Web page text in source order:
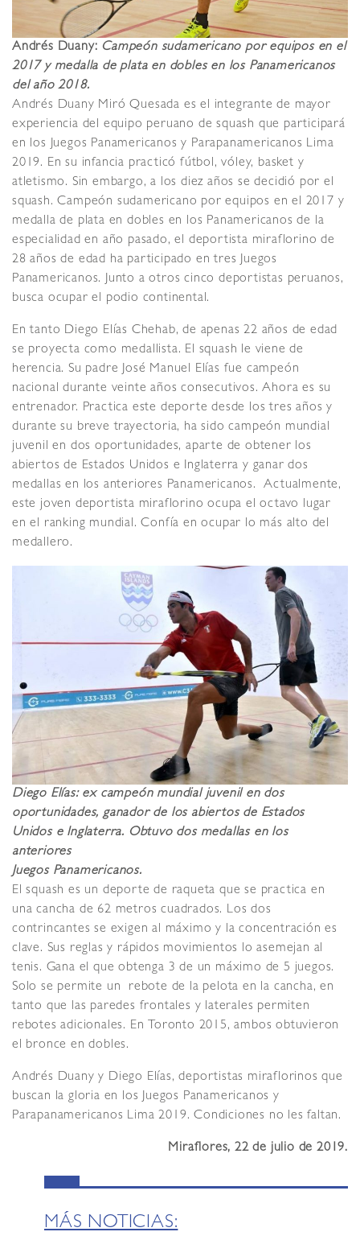
Andrés Duany: Campeón sudamericano por equipos en el
2017 y medalla de plata en dobles en los Panamericanos
del año 2018.
Andrés Duany Miró Quesada es el integrante de mayor
experiencia del equipo peruano de squash que participará
en los Juegos Panamericanos y Parapanamericanos Lima
2019. En su infancia practicó fútbol, vóley, basket y
atletismo. Sin embargo, a los diez años se decidió por el
squash. Campeón sudamericano por equipos en el 2017 y
medalla de plata en dobles en los Panamericanos de la
especialidad en año pasado, el deportista miraflorino de
28 años de edad ha participado en tres Juegos
Panamericanos. Junto a otros cinco deportistas peruanos,
busca ocupar el podio continental.
En tanto Diego Elías Chehab, de apenas 22 años de edad
se proyecta como medallista. El squash le viene de
herencia. Su padre José Manuel Elías fue campeón
nacional durante veinte años consecutivos. Ahora es su
entrenador. Practica este deporte desde los tres años y
durante su breve trayectoria, ha sido campeón mundial
juvenil en dos oportunidades, aparte de obtener los
abiertos de Estados Unidos e Inglaterra y ganar dos
medallas en los anteriores Panamericanos. Actualmente,
este joven deportista miraflorino ocupa el octavo lugar
en el ranking mundial. Confía en ocupar lo más alto del
medallero.
Diego Elías: ex campeón mundial juvenil en dos
oportunidades, ganador de los abiertos de Estados
Unidos e Inglaterra. Obtuvo dos medallas en los
anteriores
Juegos Panamericanos.
El squash es un deporte de raqueta que se practica en
una cancha de 62 metros cuadrados. Los dos
contrincantes se exigen al máximo y la concentración es
clave. Sus reglas y rápidos movimientos lo asemejan al
tenis. Gana el que obtenga 3 de un máximo de 5 juegos.
Solo se permite un rebote de la pelota en la cancha, en
tanto que las paredes frontales y laterales permiten
rebotes adicionales. En Toronto 2015, ambos obtuvieron
el bronce en dobles.
Andrés Duany y Diego Elías, deportistas miraflorinos que
buscan la gloria en los Juegos Panamericanos y
Parapanamericanos Lima 2019. Condiciones no les faltan.
Miraflores, 22 de julio de 2019.
MÁS NOTICIAS: